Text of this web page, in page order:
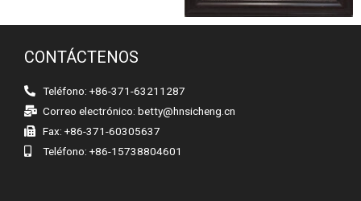
CONTÁCTENOS
Teléfono: +86-371-63211287
Correo electrónico: betty@hnsicheng.cn
Fax: +86-371-60305637
Teléfono: +86-15738804601